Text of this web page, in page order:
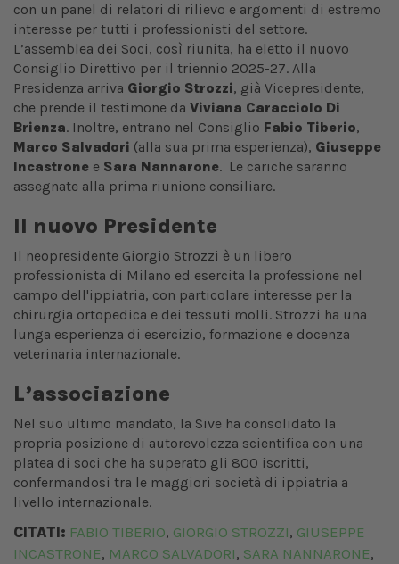
con un panel di relatori di rilievo e argomenti di estremo
interesse per tutti i professionisti del settore.
L’assemblea dei Soci, così riunita, ha eletto il nuovo
Consiglio Direttivo per il triennio 2025-27. Alla
Presidenza arriva Giorgio Strozzi, già Vicepresidente,
che prende il testimone da Viviana Caracciolo Di
Brienza. Inoltre, entrano nel Consiglio Fabio Tiberio,
Marco Salvadori (alla sua prima esperienza), Giuseppe
Incastrone e Sara Nannarone. Le cariche saranno
assegnate alla prima riunione consiliare.
Il nuovo Presidente
Il neopresidente Giorgio Strozzi è un libero
professionista di Milano ed esercita la professione nel
campo dell'ippiatria, con particolare interesse per la
chirurgia ortopedica e dei tessuti molli. Strozzi ha una
lunga esperienza di esercizio, formazione e docenza
veterinaria internazionale.
L’associazione
Nel suo ultimo mandato, la Sive ha consolidato la
propria posizione di autorevolezza scientifica con una
platea di soci che ha superato gli 800 iscritti,
confermandosi tra le maggiori società di ippiatria a
livello internazionale.
CITATI: FABIO TIBERIO, GIORGIO STROZZI, GIUSEPPE
INCASTRONE, MARCO SALVADORI, SARA NANNARONE,